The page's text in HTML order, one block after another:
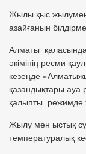
Жылы қыс жылумен
азайғанын
Алматы
әкімінің ресми
кезеңде
қазандықтары ауа
қалыпты режимде
Жылу мен ыстық
температуралық